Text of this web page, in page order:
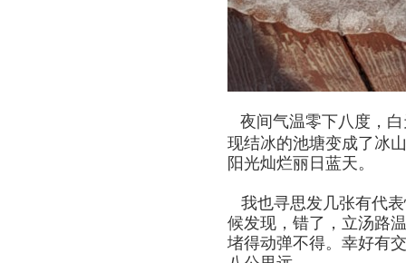
夜间气温零下八度，
现结冰的池塘变成了冰
阳光灿烂丽日蓝天。
我也寻思发几张有代
候发现，错了，立汤路
堵得动弹不得。幸好有